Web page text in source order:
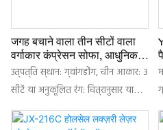
जगह बचाने वाला तीन सीटों वाला
वर्गाकार कंप्रेसन सोफा, आधुनिक
फोल्डेबल डिज़ाइन, अपार्टमेंट,
ऑफिस और होटल के फर्नीचर के
लिए आरामदायक।
उत्पत्ति स्थान: ग्वांगडोंग, चीन आकार: 3
सीटें या अनुकूलित रंग: चित्रानुसार या
अनुकूलित सामग्री: कपड़ा + संपीड़न
स्पंज पैकिंग: वैक्यूम संपीड़न और बॉक्स